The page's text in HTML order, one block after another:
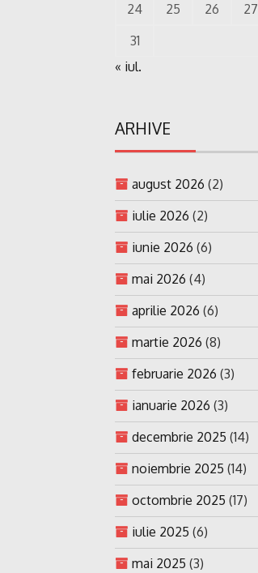
24
25 26 27
31
« iul.
ARHIVE
august 2026 (2)
iulie 2026 (2)
iunie 2026 (6)
mai 2026 (4)
aprilie 2026 (6)
martie 2026 (8)
februarie 2026 (3)
ianuarie 2026 (3)
decembrie 2025 (14)
noiembrie 2025 (14)
octombrie 2025 (17)
iulie 2025 (6)
mai 2025 (3)